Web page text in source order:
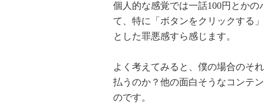
個人的な感覚では一話100円とか
て、特に「ボタンをクリックする
とした罪悪感すら感じます。
よく考えてみると、僕の場合のそ
払うのか？他の面白そうなコンテ
のです。